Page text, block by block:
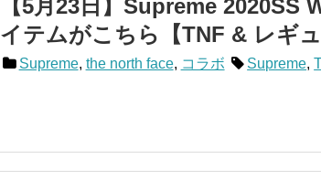
【5月23日】Supreme 2020SS
イテムがこちら【TNF & レギュ
Supreme, the north face, コラボ Supreme,